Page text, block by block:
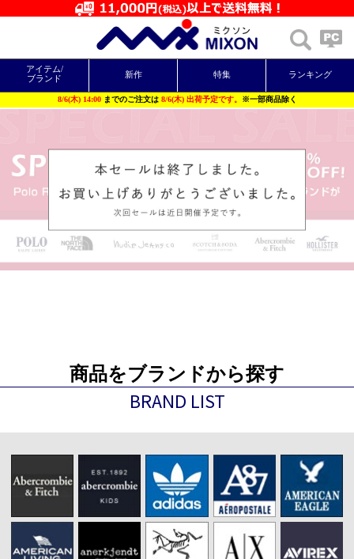
11,000円以上(税込)
お買い上げで送料無料
アイテム/
ブランド
新作 特集 ランキング
商品をブランドから探す
BRAND LIST